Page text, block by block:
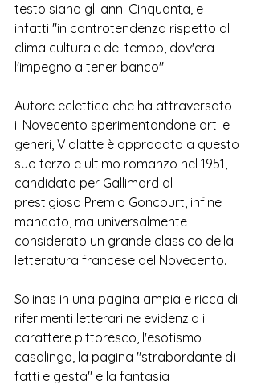
testo siano gli anni Cinquanta, e
infatti "in controtendenza rispetto al
clima culturale del tempo, dov'era
l'impegno a tener banco".
Autore eclettico che ha attraversato
il Novecento sperimentandone arti e
generi, Vialatte è approdato a questo
suo terzo e ultimo romanzo nel 1951,
candidato per Gallimard al
prestigioso Premio Goncourt, infine
mancato, ma universalmente
considerato un grande classico della
letteratura francese del Novecento.
Solinas in una pagina ampia e ricca di
riferimenti letterari ne evidenzia il
carattere pittoresco, l'esotismo
casalingo, la pagina "strabordante di
fatti e gesta" e la fantasia